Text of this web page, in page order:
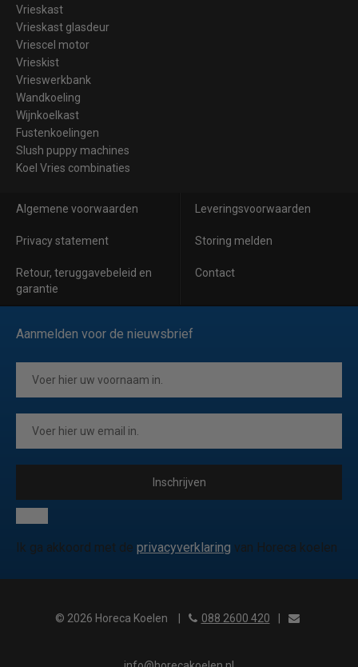
Vrieskast
Vrieskast glasdeur
Vriescel motor
Vrieskist
Vrieswerkbank
Wandkoeling
Wijnkoelkast
Fustenkoelingen
Slush puppy machines
Koel Vries combinaties
Algemene voorwaarden Leveringsvoorwaarden
Privacy statement Storing melden
Retour, teruggavebeleid en
garantie
Contact
Aanmelden voor de nieuwsbrief
Inschrijven
Ik ga akkoord met de privacyverklaring van Horeca koelen
© 2026 Horeca Koelen 088 2600 420